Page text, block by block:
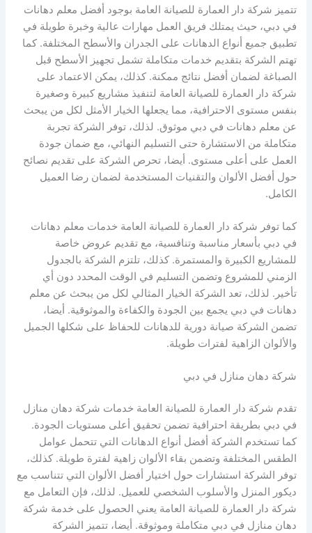
تتميز شركة دار العمارة للصيانة العامة بوجود أفضل معلم دهانات
في دبي، حيث يمتلك فريق العمل مهارات عالية وخبرة طويلة في
تطبيق جميع أنواع الدهانات على الجدران والأسطح المختلفة. كما
تهتم الشركة بتقديم خدمات متكاملة تشمل تجهيز الأسطح قبل
الصباغة لضمان أفضل نتائج ممكنة. كذلك، يمكن الاعتماد على
شركة دار العمارة للصيانة العامة لتنفيذ مشاريع كبيرة وصغيرة
بنفس مستوى الاحترافية، مما يجعلها الخيار الأمثل لكل من يبحث
عن معلم دهانات في دبي موثوق. لذلك، توفر الشركة تجربة
متكاملة من الاستشارة حتى التسليم النهائي، مع ضمان جودة
العمل على أعلى مستوى. أيضا، تحرص الشركة على تقديم نصائح
حول أفضل الألوان والتقنيات المستخدمة لضمان رضا العميل
الكامل.
كما توفر شركة دار العمارة للصيانة العامة خدمات معلم دهانات
في دبي بأسعار مناسبة وتنافسية، مع تقديم عروض خاصة
للمشاريع الكبيرة والمستمرة. كذلك، تلتزم الشركة بالجدول
الزمني للمشروع وتضمن التسليم في الوقت المحدد دون أي
تأخير. لذلك، تعد الشركة الخيار المثالي لكل من يبحث عن معلم
دهانات في دبي يجمع بين الجودة والكفاءة والموثوقية. أيضا،
تضمن الشركة صيانة دورية للدهانات للحفاظ على شكلها الجميل
والألوان الزاهية لفترات طويلة.
شركة دهان منازل في دبي
تقدم شركة دار العمارة للصيانة العامة خدمات شركة دهان منازل
في دبي بطريقة احترافية تضمن تحقيق أعلى مستويات الجودة.
كما تستخدم الشركة أفضل أنواع الدهانات التي تتحمل عوامل
الطقس المختلفة وتضمن بقاء الألوان زاهية لفترة طويلة. كذلك،
توفر الشركة استشارات حول اختيار أفضل الألوان التي تتناسب مع
ديكور المنزل والأسلوب الشخصي للعميل. لذلك، فإن التعامل مع
شركة دار العمارة للصيانة العامة يعني الحصول على خدمة شركة
دهان منازل في دبي متكاملة وموثوقة. أيضا، تتميز الشركة